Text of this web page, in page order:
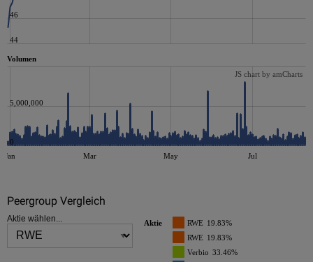
44
46
Volumen
Jan Mar May Jul
0
5,000,000
JS chart by amCharts
JS chart by amCharts
Peergroup Vergleich
Aktie wählen... Aktie RWE 19.83%
RWE 19.83%
Verbio 33.46%